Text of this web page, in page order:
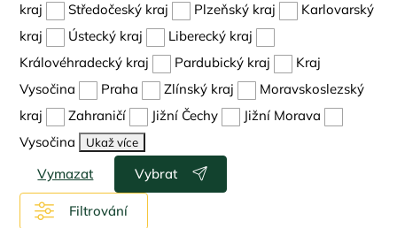
kraj
Středočeský kraj Plzeňský kraj
Karlovarský
kraj
Ústecký kraj
Liberecký kraj
Královéhradecký kraj
Pardubický kraj
Kraj
Vysočina
Praha Zlínský kraj
Moravskoslezský
kraj
Zahraničí Jižní Čechy
Jižní Morava
Vysočina
Ukaž více
Vymazat Vybrat
Filtrování